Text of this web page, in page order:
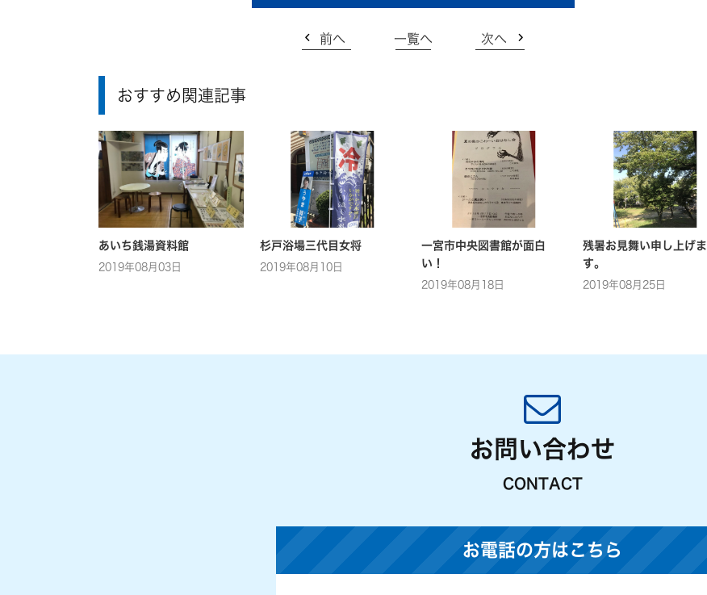
前へ 一覧へ 次へ
おすすめ関連記事
あいち銭湯資料館
2019年08月03日
杉戸浴場三代目女将
2019年08月10日
一宮市中央図書館が面白
い！
2019年08月18日
残暑お見舞い申し上げま
す。
2019年08月25日
お問い合わせ
CONTACT
お電話の方はこちら